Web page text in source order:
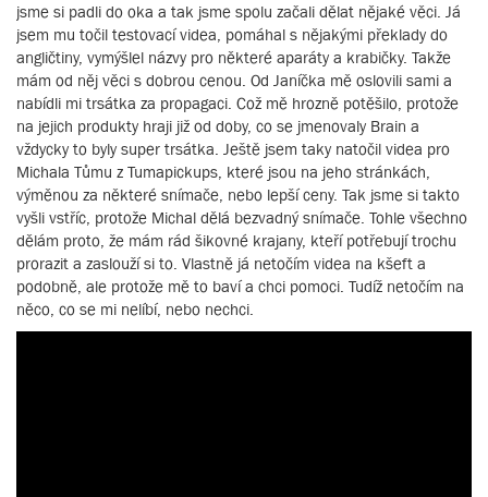
jsme si padli do oka a tak jsme spolu začali dělat nějaké věci. Já
jsem mu točil testovací videa, pomáhal s nějakými překlady do
angličtiny, vymýšlel názvy pro některé aparáty a krabičky. Takže
mám od něj věci s dobrou cenou. Od Janíčka mě oslovili sami a
nabídli mi trsátka za propagaci. Což mě hrozně potěšilo, protože
na jejich produkty hraji již od doby, co se jmenovaly Brain a
vždycky to byly super trsátka. Ještě jsem taky natočil videa pro
Michala Tůmu z Tumapickups, které jsou na jeho stránkách,
výměnou za některé snímače, nebo lepší ceny. Tak jsme si takto
vyšli vstříc, protože Michal dělá bezvadný snímače. Tohle všechno
dělám proto, že mám rád šikovné krajany, kteří potřebují trochu
prorazit a zaslouží si to. Vlastně já netočím videa na kšeft a
podobně, ale protože mě to baví a chci pomoci. Tudíž netočím na
něco, co se mi nelíbí, nebo nechci.